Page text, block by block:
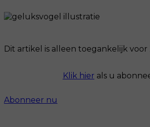
Dit artikel is alleen toegankelijk voor
Klik hier als u
Abonneer nu